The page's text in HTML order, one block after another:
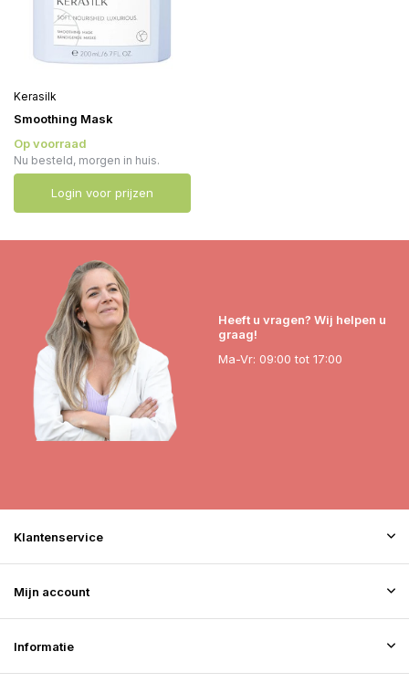
Kerasilk
Smoothing Mask
Op voorraad
Nu besteld, morgen in huis.
Login voor prijzen
Heeft u vragen? Wij helpen u
graag!
Ma-Vr: 09:00 tot 17:00
Klantenservice
Mijn account
Informatie